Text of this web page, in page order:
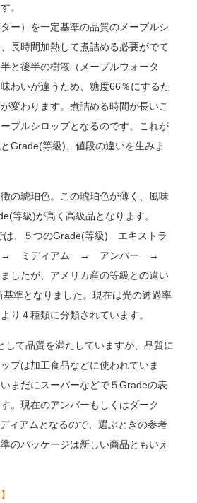
。
ー）を一定基準の品質のメープルシ
長時間加熱して煮詰める必要がでて
と後半の樹液（メープルウォータ
わいが違うため、糖度66％にするた
変わります。煮詰める時間が長いこ
プルシロップとなるのです。これが
Grade(等級)、値段の違いを生みま
の琥珀色。この琥珀色が薄く、風味
等級)が高く高級品となります。
は、５つのGrade(等級) エキストラ
ミディアム → アンバー →
したが、アメリカ産の等級との違い
準となりました。現在は光の透過率
り４種類に分類されています。
て品質を満たしていますが、品質に
プは加工食品などに使われていま
まだにスーパーなどで５Gradeの表
。現在のアンバーもしくはダーク
ィアムとなるので、選ぶときの参考
のパッケージは新しい商品ともいえ